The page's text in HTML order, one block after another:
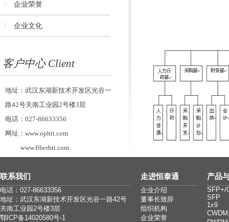
企业荣誉
企业文化
客户中心 Client
地址：武汉东湖新技术开发区光谷一
路42号关南工业园2号楼3层
电话：027-86633356
网址：www.ophtt.com
www.fiberhtt.com
联系我们
电话：027-86633356
地址：武汉东湖新技术开发区光谷一路42号
关南工业园2号楼3层
鄂ICP备14020580号-1
走进恒泰通
企业介绍
董事长致辞
组织机构
企业荣誉
产品
SFP+/
SFP
1x9